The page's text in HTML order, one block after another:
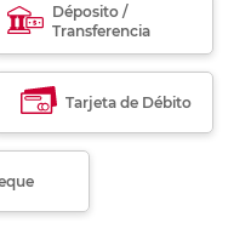
Déposito /
Transferencia
Tarjeta de Débito